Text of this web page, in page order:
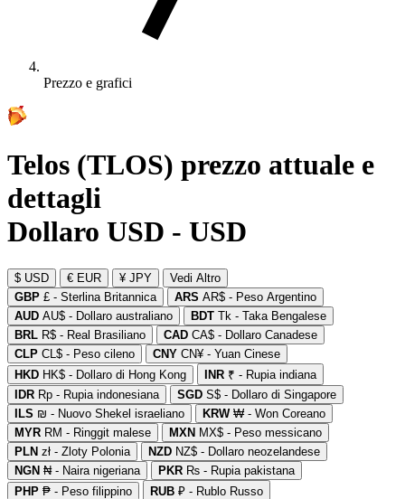
Prezzo e grafici
Telos (TLOS) prezzo attuale e
dettagli
Dollaro USD - USD
$ USD € EUR ¥ JPY
Vedi Altro
GBP £ - Sterlina Britannica ARS AR$ - Peso Argentino
AUD AU$ - Dollaro australiano BDT Tk - Taka Bengalese
BRL R$ - Real Brasiliano CAD CA$ - Dollaro Canadese
CLP CL$ - Peso cileno CNY CN¥ - Yuan Cinese
HKD HK$ - Dollaro di Hong Kong INR ₹ - Rupia indiana
IDR Rp - Rupia indonesiana SGD S$ - Dollaro di Singapore
ILS ₪ - Nuovo Shekel israeliano KRW₩ - Won Coreano
MYR RM - Ringgit malese MXN MX$ - Peso messicano
PLN zł - Zloty Polonia NZD NZ$ - Dollaro neozelandese
NGN ₦ - Naira nigeriana PKR ₨ - Rupia pakistana
PHP ₱ - Peso filippino RUB ₽ - Rublo Russo